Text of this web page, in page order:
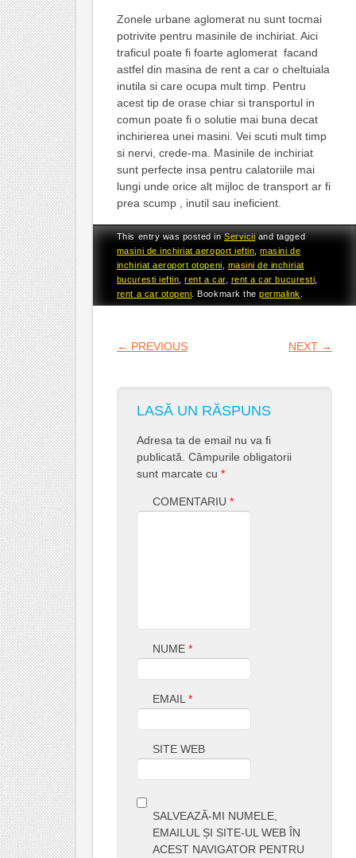
Zonele urbane aglomerat nu sunt tocmai
potrivite pentru masinile de inchiriat. Aici
traficul poate fi foarte aglomerat facand
astfel din masina de rent a car o cheltuiala
inutila si care ocupa mult timp. Pentru
acest tip de orase chiar si transportul in
comun poate fi o solutie mai buna decat
inchirierea unei masini. Vei scuti mult timp
si nervi, crede-ma. Masinile de inchiriat
sunt perfecte insa pentru calatoriile mai
lungi unde orice alt mijloc de transport ar fi
prea scump , inutil sau ineficient.
This entry was posted inServiciiand tagged
masini de inchiriat aeroport ieftin ,masini de
inchiriat aeroport otopeni
masini de inchiriat
bucuresti ieftin ,rent a car, rent a car bucuresti
rent a car otopeni . Bookmark thepermalink
POST NAVIGATION
← PREVIOUS NEXT →
LASĂ UN RĂSPUNS
Adresa ta de email nu va fi
publicată. Câmpurile obligatorii
sunt marcate cu *
COMENTARIU *
NUME *
EMAIL *
SITE WEB
SALVEAZĂ-MI NUMELE,
EMAILUL ȘI SITE-UL WEB ÎN
ACEST NAVIGATOR PENTRU